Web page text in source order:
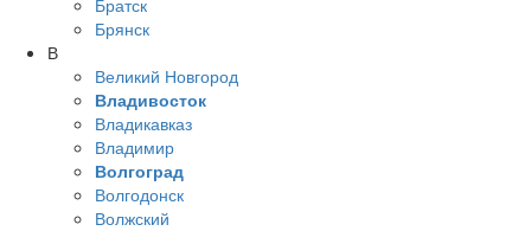
Братск
Брянск
В
Великий Новгород
Владивосток
Владикавказ
Владимир
Волгоград
Волгодонск
Волжский